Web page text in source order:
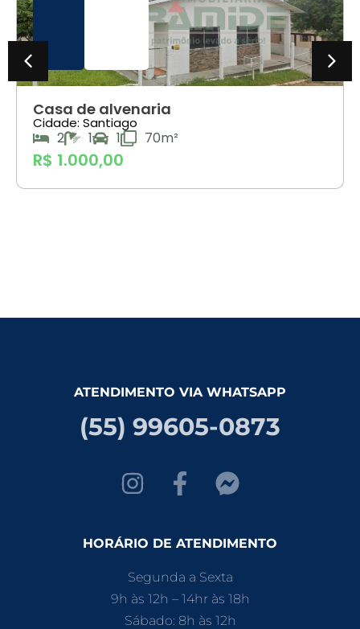
Casa de alvenaria
Cidade: Santiago
2 1 1 70m²
R$ 1.000,00
ATENDIMENTO VIA WHATSAPP
(55) 99605-0873
HORÁRIO DE ATENDIMENTO
Segunda a Sexta
9h às 12h – 14hr às 18h
Sábado: 8h às 12h